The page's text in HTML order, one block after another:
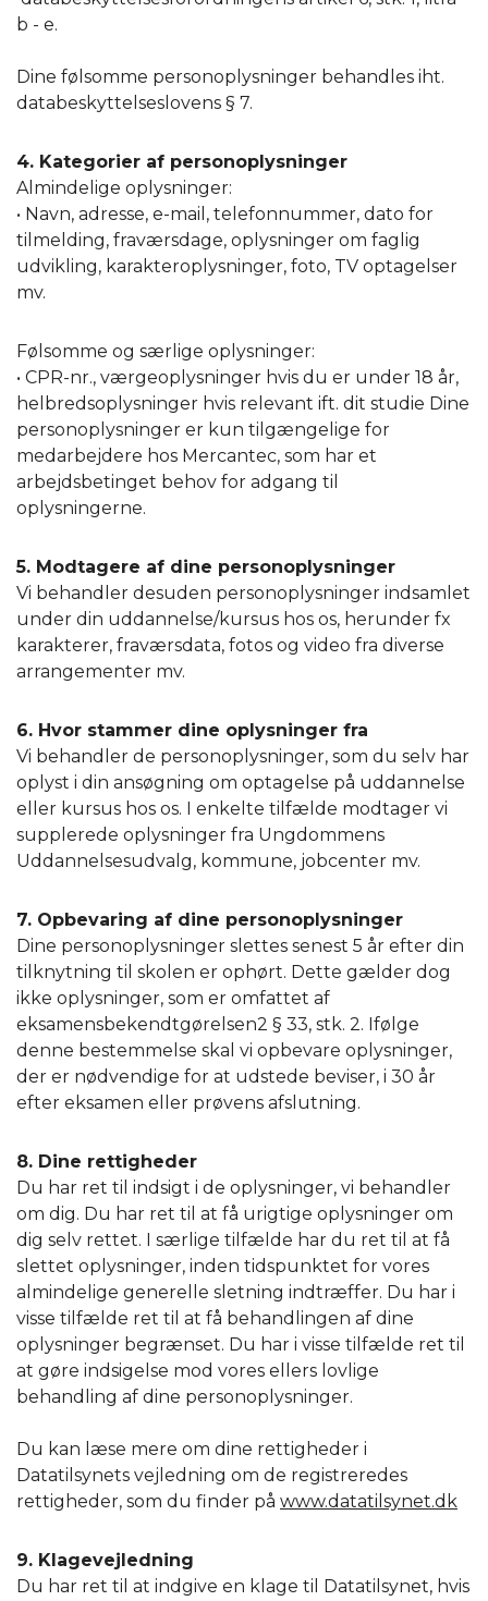
b - e.
Dine følsomme personoplysninger behandles iht.
databeskyttelseslovens § 7.
4. Kategorier af personoplysninger
Almindelige oplysninger:
• Navn, adresse, e-mail, telefonnummer, dato for
tilmelding, fraværsdage, oplysninger om faglig
udvikling, karakteroplysninger, foto, TV optagelser
mv.
Følsomme og særlige oplysninger:
• CPR-nr., værgeoplysninger hvis du er under 18 år,
helbredsoplysninger hvis relevant ift. dit studie Dine
personoplysninger er kun tilgængelige for
medarbejdere hos Mercantec, som har et
arbejdsbetinget behov for adgang til
oplysningerne.
5. Modtagere af dine personoplysninger
Vi behandler desuden personoplysninger indsamlet
under din uddannelse/kursus hos os, herunder fx
karakterer, fraværsdata, fotos og video fra diverse
arrangementer mv.
6. Hvor stammer dine oplysninger fra
Vi behandler de personoplysninger, som du selv har
oplyst i din ansøgning om optagelse på uddannelse
eller kursus hos os. I enkelte tilfælde modtager vi
supplerede oplysninger fra Ungdommens
Uddannelsesudvalg, kommune, jobcenter mv.
7. Opbevaring af dine personoplysninger
Dine personoplysninger slettes senest 5 år efter din
tilknytning til skolen er ophørt. Dette gælder dog
ikke oplysninger, som er omfattet af
eksamensbekendtgørelsen2 § 33, stk. 2. Ifølge
denne bestemmelse skal vi opbevare oplysninger,
der er nødvendige for at udstede beviser, i 30 år
efter eksamen eller prøvens afslutning.
8. Dine rettigheder
Du har ret til indsigt i de oplysninger, vi behandler
om dig. Du har ret til at få urigtige oplysninger om
dig selv rettet. I særlige tilfælde har du ret til at få
slettet oplysninger, inden tidspunktet for vores
almindelige generelle sletning indtræffer. Du har i
visse tilfælde ret til at få behandlingen af dine
oplysninger begrænset. Du har i visse tilfælde ret til
at gøre indsigelse mod vores ellers lovlige
behandling af dine personoplysninger.
Du kan læse mere om dine rettigheder i
Datatilsynets vejledning om de registreredes
rettigheder, som du finder på www.datatilsynet.dk
9. Klagevejledning
Du har ret til at indgive en klage til Datatilsynet, hvis